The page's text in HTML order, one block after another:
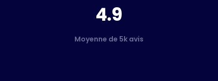
4.9
Moyenne de 5k avis